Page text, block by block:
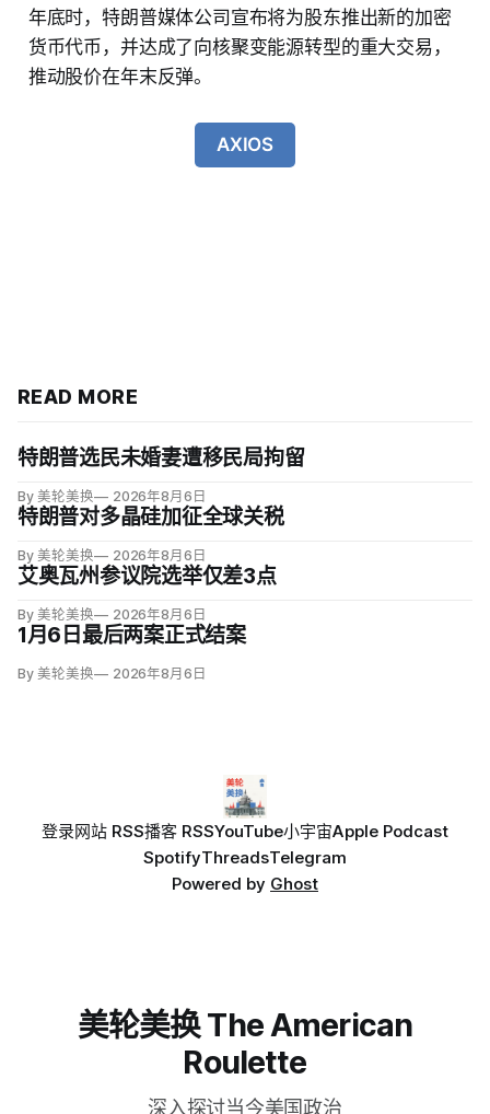
年底时，特朗普媒体公司宣布将为股东推出新的加密
货币代币，并达成了向核聚变能源转型的重大交易，
推动股价在年末反弹。
AXIOS
READ MORE
特朗普选民未婚妻遭移民局拘留
By 美轮美换 2026年8月6日
特朗普对多晶硅加征全球关税
By 美轮美换 2026年8月6日
艾奥瓦州参议院选举仅差3点
By 美轮美换 2026年8月6日
1月6日最后两案正式结案
By 美轮美换 2026年8月6日
登录网站 RSS播客 RSSYouTube小宇宙Apple Podcast
SpotifyThreadsTelegram
Powered by Ghost
美轮美换 The American
Roulette
深入探讨当今美国政治